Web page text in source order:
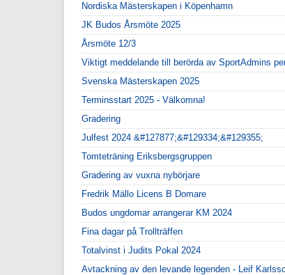
Nordiska Mästerskapen i Köpenhamn
JK Budos Årsmöte 2025
Årsmöte 12/3
Viktigt meddelande till berörda av SportAdmins
Svenska Mästerskapen 2025
Terminsstart 2025 - Välkomna!
Gradering
Julfest 2024 &#127877;&#129334;&#129355;
Tomteträning Eriksbergsgruppen
Gradering av vuxna nybörjare
Fredrik Mällo Licens B Domare
Budos ungdomar arrangerar KM 2024
Fina dagar på Trollträffen
Totalvinst i Judits Pokal 2024
Avtackning av den levande legenden - Leif